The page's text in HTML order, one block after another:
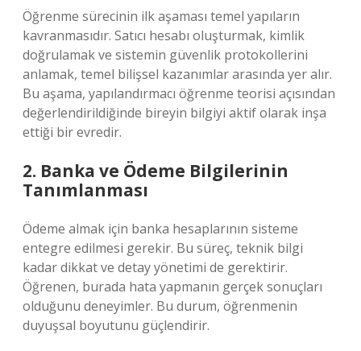
Öğrenme sürecinin ilk aşaması temel yapıların
kavranmasıdır. Satıcı hesabı oluşturmak, kimlik
doğrulamak ve sistemin güvenlik protokollerini
anlamak, temel bilişsel kazanımlar arasında yer alır.
Bu aşama, yapılandırmacı öğrenme teorisi açısından
değerlendirildiğinde bireyin bilgiyi aktif olarak inşa
ettiği bir evredir.
2. Banka ve Ödeme Bilgilerinin
Tanımlanması
Ödeme almak için banka hesaplarının sisteme
entegre edilmesi gerekir. Bu süreç, teknik bilgi
kadar dikkat ve detay yönetimi de gerektirir.
Öğrenen, burada hata yapmanın gerçek sonuçları
olduğunu deneyimler. Bu durum, öğrenmenin
duyuşsal boyutunu güçlendirir.